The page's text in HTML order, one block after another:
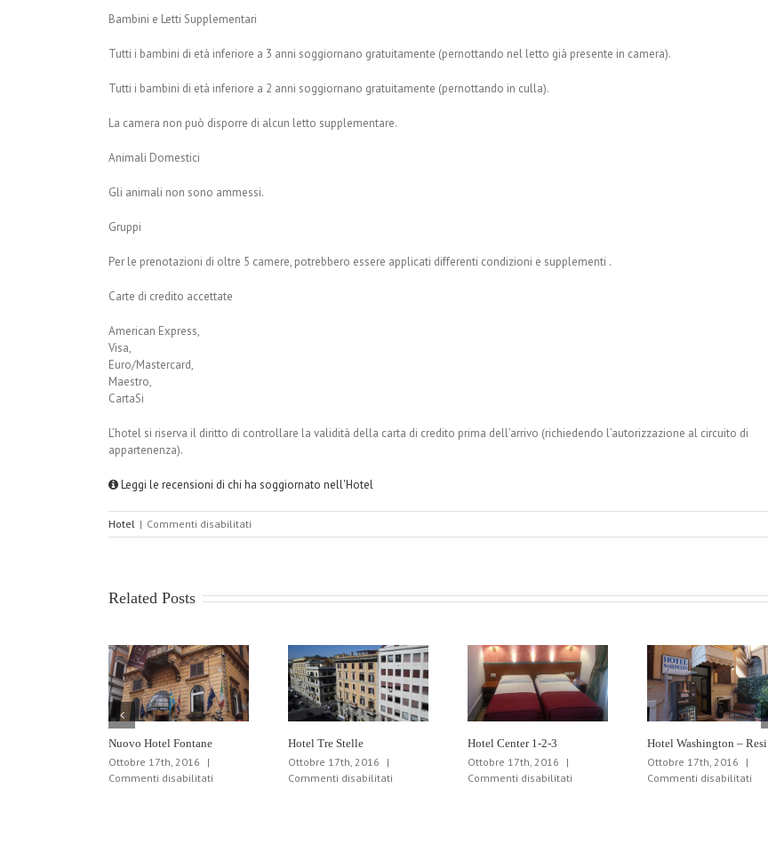
Bambini e Letti Supplementari
Tutti i bambini di età inferiore a 3 anni soggiornano gratuitamente (pernottando nel letto già presente in camera).
Tutti i bambini di età inferiore a 2 anni soggiornano gratuitamente (pernottando in culla).
La camera non può disporre di alcun letto supplementare.
Animali Domestici
Gli animali non sono ammessi.
Gruppi
Per le prenotazioni di oltre 5 camere, potrebbero essere applicati differenti condizioni e supplementi .
Carte di credito accettate
American Express,
Visa,
Euro/Mastercard,
Maestro,
CartaSi
L’hotel si riserva il diritto di controllare la validità della carta di credito prima dell’arrivo (richiedendo l’autorizzazione al circuito di
appartenenza).
Leggi le recensioni di chi ha soggiornato nell'Hotel
Hotel | Commenti disabilitati
Albergo
Related Posts
Nuovo Hotel Fontane
Ottobre 17th, 2016
|
Commenti disabilitati
Hotel Tre Stelle
Ottobre 17th, 2016
|
Commenti disabilitati
Hotel Center 1-2-3
Ottobre 17th, 2016
|
Commenti disabilitati
Hotel Washington – Resi
Ottobre 17th, 2016
|
Commenti disabilitati